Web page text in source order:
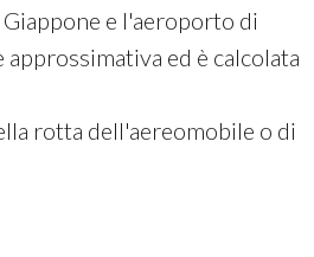
e l'aeroporto di
ed è calcolata
rotta dell'aereomobile o di